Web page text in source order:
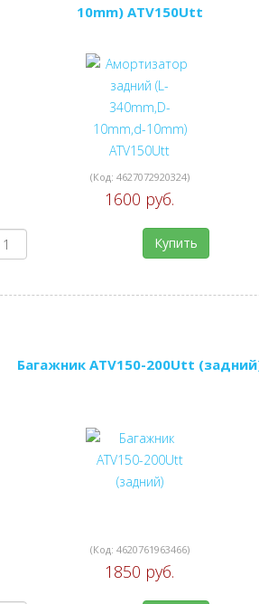
10mm) ATV150Utt
(Код: 4627072920324)
1600 руб.
Купить
Багажник ATV150-200Utt
(Код: 4620761963466)
1850 руб.